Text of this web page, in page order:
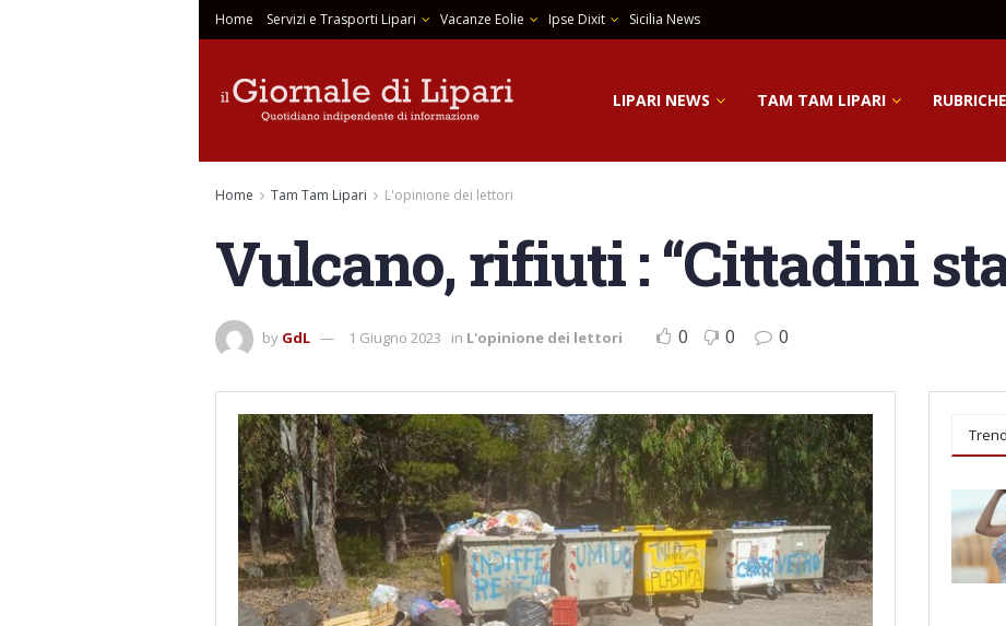
Home Servizi e Trasporti Lipari Vacanze Eolie Ipse Dixit Sicilia News
LIPARI NEWS TAM TAM LIPARI
Home Tam Tam Lipari L'opinione dei lettori
Vulcano, rifiuti : “Cittadini
by GdL 1 Giugno 2023 in L'opinione dei lettori 0 0 0